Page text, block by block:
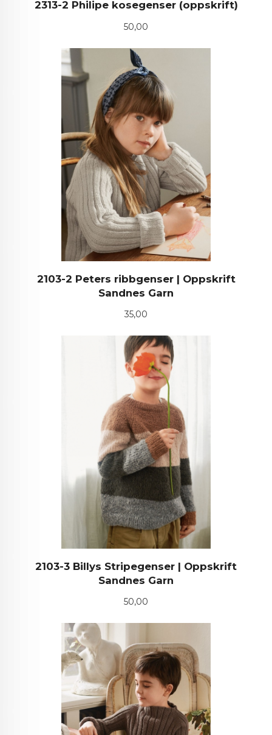
2313-2 Philipe kosegenser (oppskrift)
Pris
50,00
2103-2 Peters ribbgenser | Oppskrift
Sandnes Garn
Pris
35,00
2103-3 Billys Stripegenser | Oppskrift
Sandnes Garn
Pris
50,00